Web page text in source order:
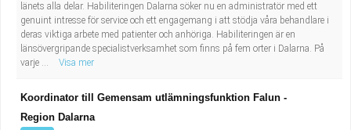
länets alla delar. Habiliteringen Dalarna söker nu en administratör med ett
genuint intresse för service och ett engagemang i att stödja våra behandlare i
deras viktiga arbete med patienter och anhöriga. Habiliteringen är en
länsövergripande specialistverksamhet som finns på fem orter i Dalarna. På
varje ...
Visa mer
Koordinator till Gemensam utlämningsfunktion Falun -
Region Dalarna